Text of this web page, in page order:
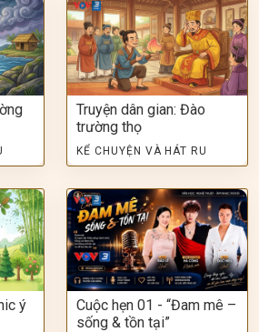
Truyện dân gian: Đào
trường thọ
KỂ CHUYỆN VÀ HÁT RU
ý
Cuộc hẹn 01 - “Đam mê –
sống & tồn tại”